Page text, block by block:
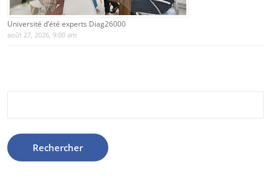
Université d’été experts Diag26000
août 27, 2026, 9:00 am